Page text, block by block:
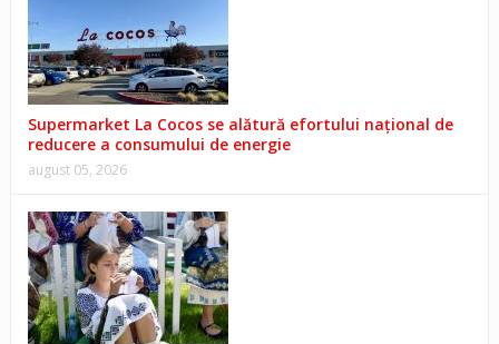
Supermarket La Cocos se alătură efortului național de
reducere a consumului de energie
august 05, 2026